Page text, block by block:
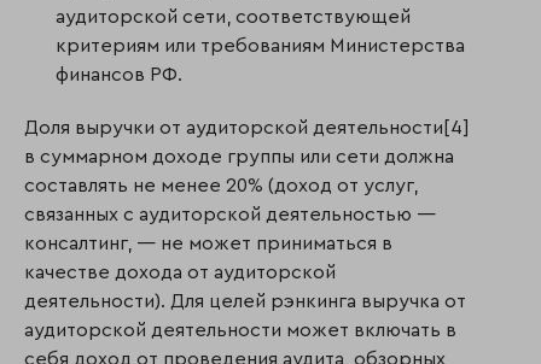
аудиторской сети, соответствующей
критериям или требованиям Министерства
финансов РФ.
Доля выручки от аудиторской деятельности[4]
в суммарном доходе группы или сети должна
составлять не менее 20% (доход от услуг,
связанных с аудиторской деятельностью —
консалтинг, — не может приниматься в
качестве дохода от аудиторской
деятельности). Для целей рэнкинга выручка от
аудиторской деятельности может включать в
себя доход от проведения аудита, обзорных